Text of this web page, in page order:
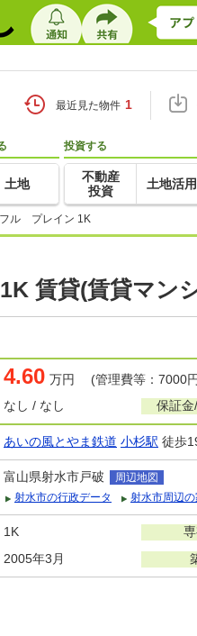
最近見た物件 1
土地
投資する
不動産
投資
土地活用
ル プレイン 1K
賃貸(賃貸マン
4.60 万円 (管理費等：7000
なし / なし 保証金
あいの風とやま鉄道 小杉駅 徒歩
富山県射水市戸破
周辺地図
射水市の行政データ
射水市周辺
1K
2005年3月